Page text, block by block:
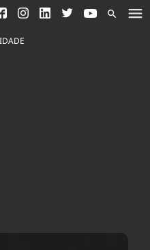
Saneamento
Indicadores